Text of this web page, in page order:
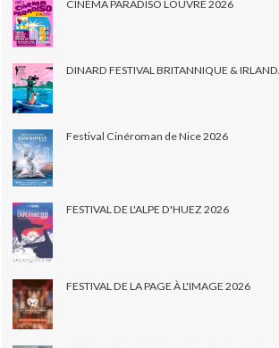
CINEMA PARADISO LOUVRE 2026
DINARD FESTIVAL BRITANNIQUE &
Festival Cinéroman de Nice 2026
FESTIVAL DE L'ALPE D'HUEZ 2026
FESTIVAL DE LA PAGE À L'IMAGE 2026